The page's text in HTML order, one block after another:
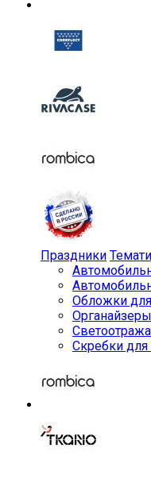
Праздники
Обложки
Органайзеры
Скребки